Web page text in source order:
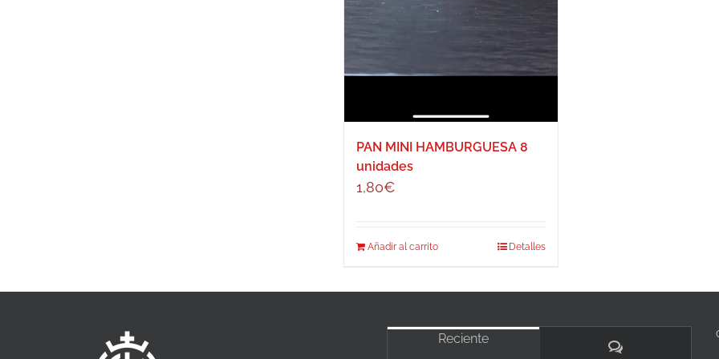
PAN MINI HAMBURGUESA 8
unidades
1,80€
Añadir al carrito Detalles
Reciente
Comentarios